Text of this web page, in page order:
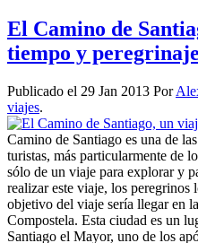
El Camino de
tiempo y peregrinaje
Publicado el 29 Jan 2013 Por
viajes.
Camino de Santiago es una de
turistas, más particularmente de
sólo de un viaje para explorar y
realizar este viaje, los
objetivo del viaje sería llegar en
Compostela. Esta ciudad es un
Santiago el Mayor, uno de los